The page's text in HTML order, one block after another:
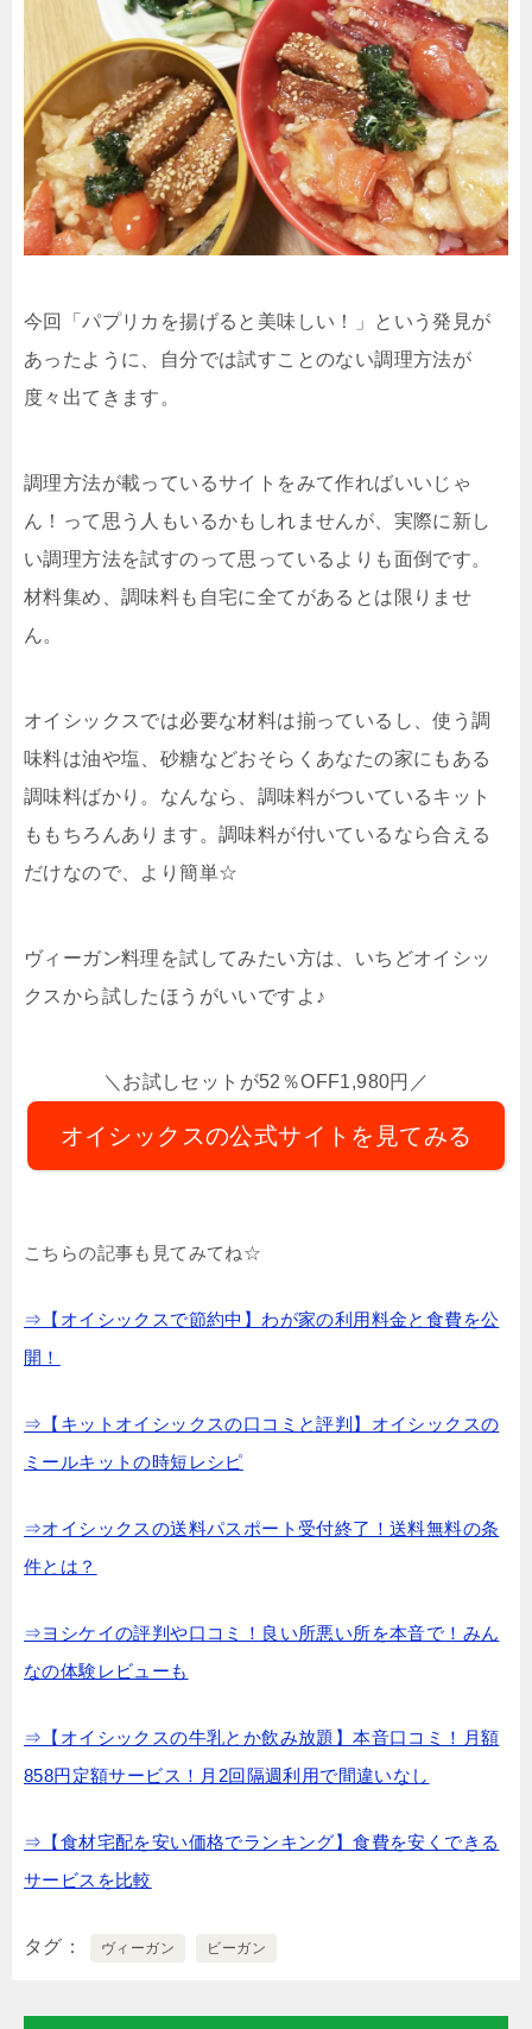
今回「パプリカを揚げると美味しい！」という発見が
あったように、自分では試すことのない調理方法が
度々出てきます。
調理方法が載っているサイトをみて作ればいいじゃ
ん！って思う人もいるかもしれませんが、実際に新し
い調理方法を試すのって思っているよりも面倒です。
材料集め、調味料も自宅に全てがあるとは限りませ
ん。
オイシックスでは必要な材料は揃っているし、使う調
味料は油や塩、砂糖などおそらくあなたの家にもある
調味料ばかり。なんなら、調味料がついているキット
ももちろんあります。調味料が付いているなら合える
だけなので、より簡単☆
ヴィーガン料理を試してみたい方は、いちどオイシッ
クスから試したほうがいいですよ♪
＼お試しセットが52％OFF1,980円／
オイシックスの公式サイトを見てみる
こちらの記事も見てみてね☆
⇒【オイシックスで節約中】わが家の利用料金と食費を公
開！
⇒【キットオイシックスの口コミと評判】オイシックスの
ミールキットの時短レシピ
⇒オイシックスの送料パスポート受付終了！送料無料の条
件とは？
⇒ヨシケイの評判や口コミ！良い所悪い所を本音で！みん
なの体験レビューも
⇒【オイシックスの牛乳とか飲み放題】本音口コミ！月額
858円定額サービス！月2回隔週利用で間違いなし
⇒【食材宅配を安い価格でランキング】食費を安くできる
サービスを比較
タグ ヴィーガン ビーガン